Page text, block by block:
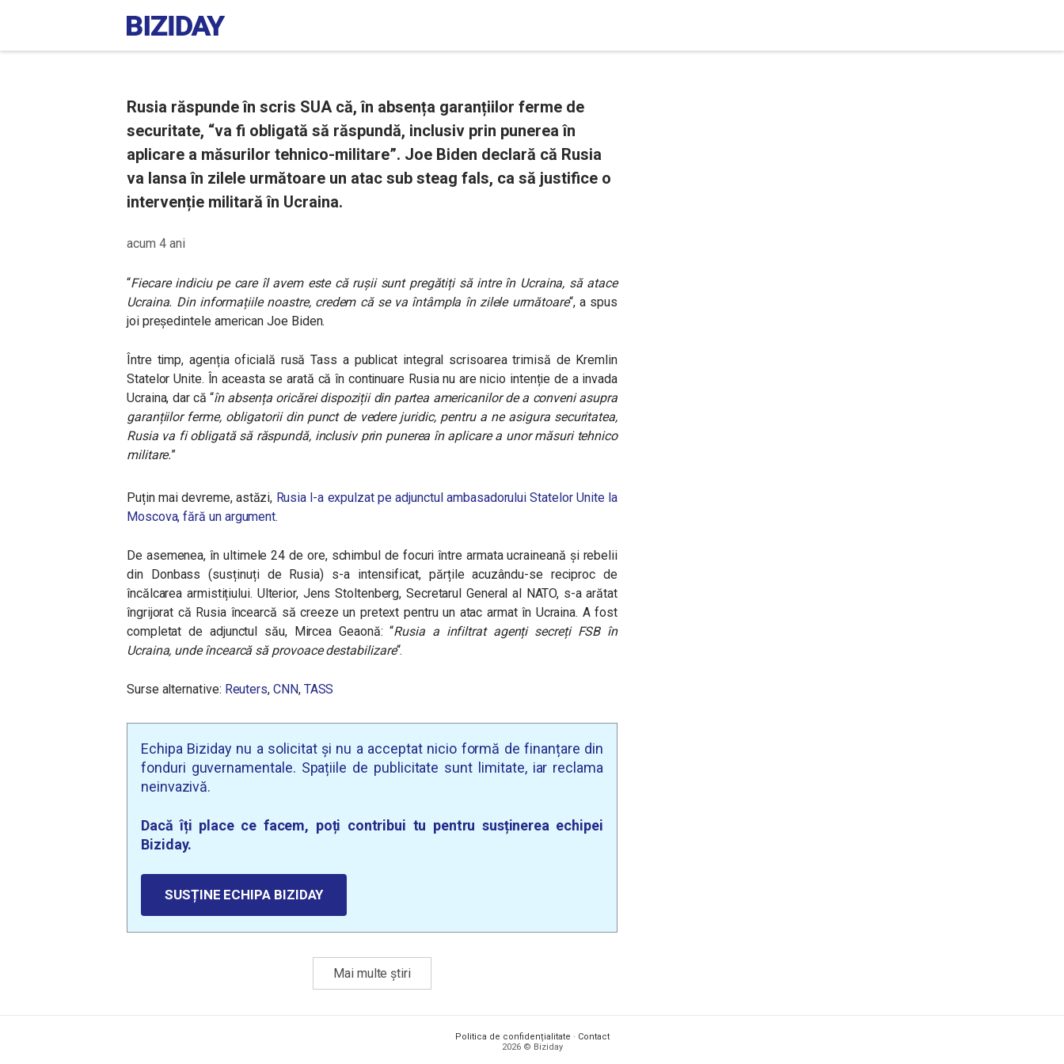
Rusia răspunde în scris SUA că, în absența garanțiilor ferme de
securitate, “va fi obligată să răspundă, inclusiv prin punerea în
aplicare a măsurilor tehnico-militare”. Joe Biden declară că Rusia
va lansa în zilele următoare un atac sub steag fals, ca să justifice o
intervenție militară în Ucraina.
acum 4 ani
“Fiecare indiciu pe care îl avem este că rușii sunt pregătiți să intre în Ucraina, să atace
Ucraina. Din informațiile noastre, credem că se va întâmpla în zilele următoare“, a spus
joi președintele american Joe Biden.
Între timp, agenția oficială rusă Tass a publicat integral scrisoarea trimisă de Kremlin
Statelor Unite. În aceasta se arată că în continuare Rusia nu are nicio intenție de a invada
Ucraina, dar că “în absența oricărei dispoziții din partea americanilor de a conveni asupra
garanțiilor ferme, obligatorii din punct de vedere juridic, pentru a ne asigura securitatea,
Rusia va fi obligată să răspundă, inclusiv prin punerea în aplicare a unor măsuri tehnico
militare.”
Puțin mai devreme, astăzi, Rusia l-a expulzat pe adjunctul ambasadorului Statelor Unite la
Moscova, fără un argument.
De asemenea, în ultimele 24 de ore, schimbul de focuri între armata ucraineană și rebelii
din Donbass (susținuți de Rusia) s-a intensificat, părțile acuzându-se reciproc de
încălcarea armistițiului. Ulterior, Jens Stoltenberg, Secretarul General al NATO, s-a arătat
îngrijorat că Rusia încearcă să creeze un pretext pentru un atac armat în Ucraina. A fost
completat de adjunctul său, Mircea Geaonă:“Rusia a infiltrat agenți secreți FSB în
Ucraina, unde încearcă să provoace destabilizare“.
Surse alternative: Reuters, CNN, TASS
Echipa Biziday nu a solicitat și nu a acceptat nicio formă de finanțare din
fonduri guvernamentale. Spațiile de publicitate sunt limitate, iar reclama
neinvazivă.
Dacă îți place ce facem, poți contribui tu pentru susținerea echipei
Biziday.
SUSȚINE ECHIPA BIZIDAY
Mai multe știri
Politica de confidențialitate · Contact
2026 © Biziday